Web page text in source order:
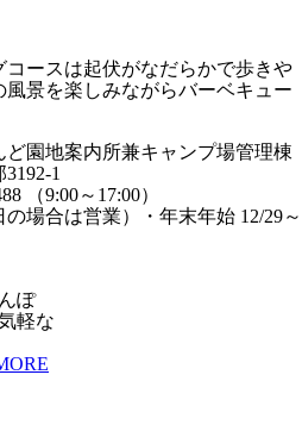
コースは起伏がなだらかで歩きや
景を楽しみながらバーベキュー
園地案内所兼キャンプ場管理棟
1
（9:00～17:00）
場合は営業）・年末年始 12/29～
ぽ
軽な